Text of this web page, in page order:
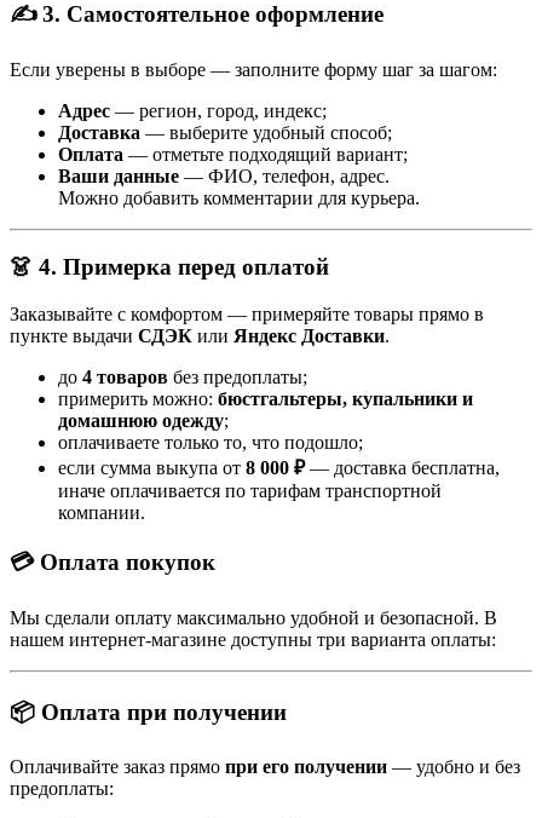
✍️ 3. Самостоятельное оформление
Если уверены в выборе — заполните форму шаг за шагом:
Адрес — регион, город, индекс;
Доставка — выберите удобный способ;
Оплата — отметьте подходящий вариант;
Ваши данные — ФИО, телефон, адрес.
Можно добавить комментарии для курьера.
👗 4. Примерка перед оплатой
Заказывайте с комфортом — примеряйте товары прямо в
пункте выдачи СДЭК или Яндекс Доставки.
до 4 товаров без предоплаты;
примерить можно: бюстгальтеры, купальники и
домашнюю одежду;
оплачиваете только то, что подошло;
если сумма выкупа от 8 000 ₽— доставка бесплатна,
иначе оплачивается по тарифам транспортной
компании.
💳 Оплата покупок
Мы сделали оплату максимально удобной и безопасной. В
нашем интернет-магазине доступны три варианта оплаты:
📦 Оплата при получении
Оплачивайте заказ прямо при его получении — удобно и без
предоплаты: